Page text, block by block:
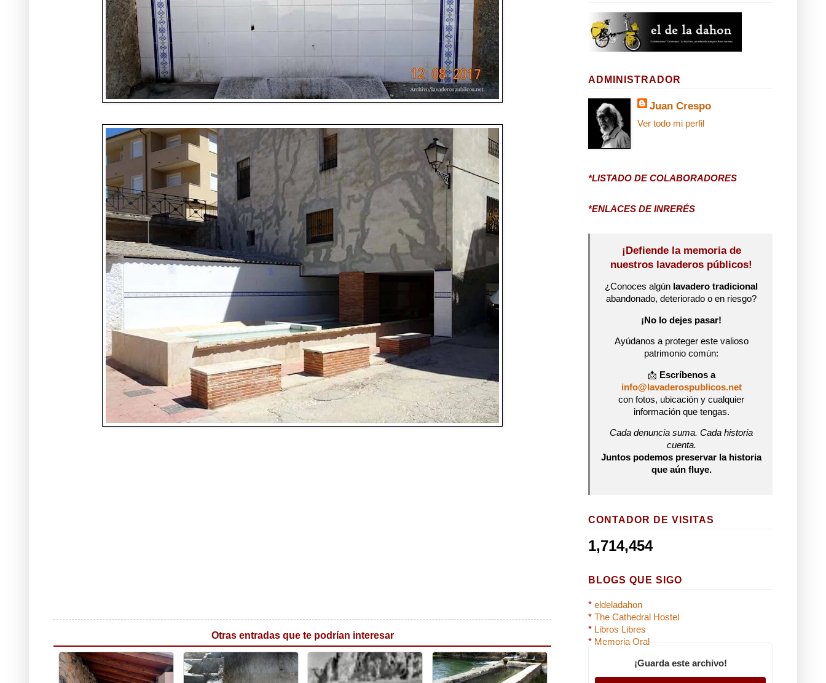
Otras entradas que te podrían interesar
ADMINISTRADOR
Juan Crespo
Ver todo mi perfil
*LISTADO DE COLABORADORES
*ENLACES DE INRERÉS
¡Defiende la memoria de
nuestros lavaderos públicos!
¿Conoces algún lavadero tradicional
abandonado, deteriorado o en riesgo?
¡No lo dejes pasar!
Ayúdanos a proteger este valioso
patrimonio común:
📩 Escríbenos a
info@lavaderospublicos.net
con fotos, ubicación y cualquier
información que tengas.
Cada denuncia suma. Cada historia
cuenta.
Juntos podemos preservar la historia
que aún fluye.
CONTADOR DE VISITAS
1,714,454
BLOGS QUE SIGO
* eldeladahon
* The Cathedral Hostel
* Libros Libres
* Memoria Oral
¡Guarda este archivo!